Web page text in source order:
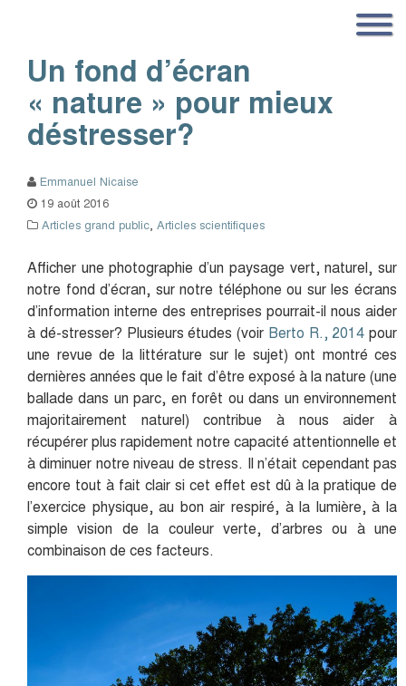
Un fond d’écran
« nature » pour mieux
déstresser?
Emmanuel Nicaise
19 août 2016
Articles grand public, Articles scientifiques
Afficher une photographie d’un paysage vert, naturel, sur
notre fond d’écran, sur notre téléphone ou sur les écrans
d’information interne des entreprises pourrait-il nous aider
à dé-stresser? Plusieurs études (voir Berto R., 2014 pour
une revue de la littérature sur le sujet) ont montré ces
dernières années que le fait d’être exposé à la nature (une
ballade dans un parc, en forêt ou dans un environnement
majoritairement naturel) contribue à nous aider à
récupérer plus rapidement notre capacité attentionnelle et
à diminuer notre niveau de stress. Il n’était cependant pas
encore tout à fait clair si cet effet est dû à la pratique de
l’exercice physique, au bon air respiré, à la lumière, à la
simple vision de la couleur verte, d’arbres ou à une
combinaison de ces facteurs.